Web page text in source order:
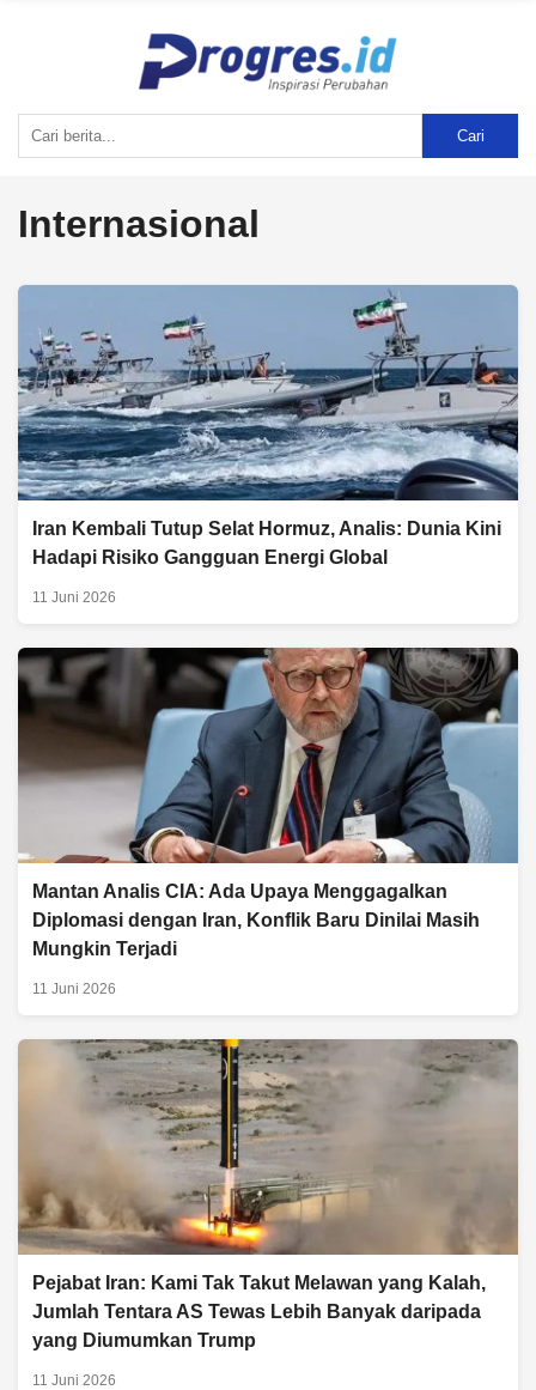
Cari
Internasional
Iran Kembali Tutup Selat Hormuz, Analis: Dunia Kini
Hadapi Risiko Gangguan Energi Global
11 Juni 2026
Mantan Analis CIA: Ada Upaya Menggagalkan
Diplomasi dengan Iran, Konflik Baru Dinilai Masih
Mungkin Terjadi
11 Juni 2026
Pejabat Iran: Kami Tak Takut Melawan yang Kalah,
Jumlah Tentara AS Tewas Lebih Banyak daripada
yang Diumumkan Trump
11 Juni 2026